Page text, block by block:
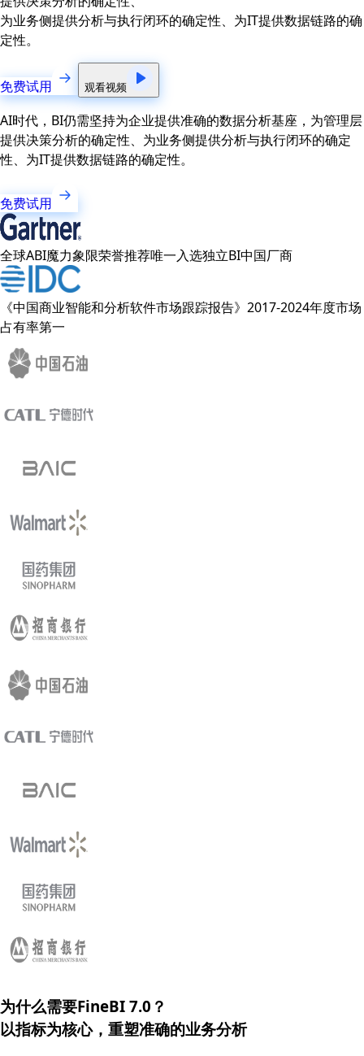
为业务侧提供分析与执行闭环的确定性、为IT提供数据链路的确
定性。
免费试用 观看视频
AI时代，BI仍需坚持为企业提供准确的数据分析基座，为管理层
提供决策分析的确定性、为业务侧提供分析与执行闭环的确定
性、为IT提供数据链路的确定性。
免费试用
全球ABI魔力象限荣誉推荐唯一入选独立BI中国厂商
《中国商业智能和分析软件市场跟踪报告》2017-2024年度市场
占有率第一
为什么需要FineBI 7.0？
以指标为核心，重塑准确的业务分析